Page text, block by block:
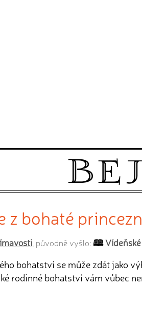
z bohaté
, původně vyšlo:
bohatství se může zdát jako
rodinné bohatství vám vůbec